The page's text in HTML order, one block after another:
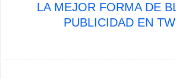
LA MEJOR FORMA DE
PUBLICIDAD EN